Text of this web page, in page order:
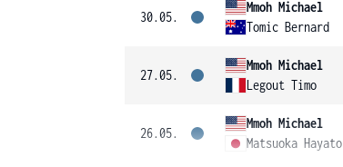
30.05.
Mmoh Michael
Tomic Bernard
27.05.
Mmoh Michael
Legout Timo
26.05.
Mmoh Michael
Matsuoka Hayato